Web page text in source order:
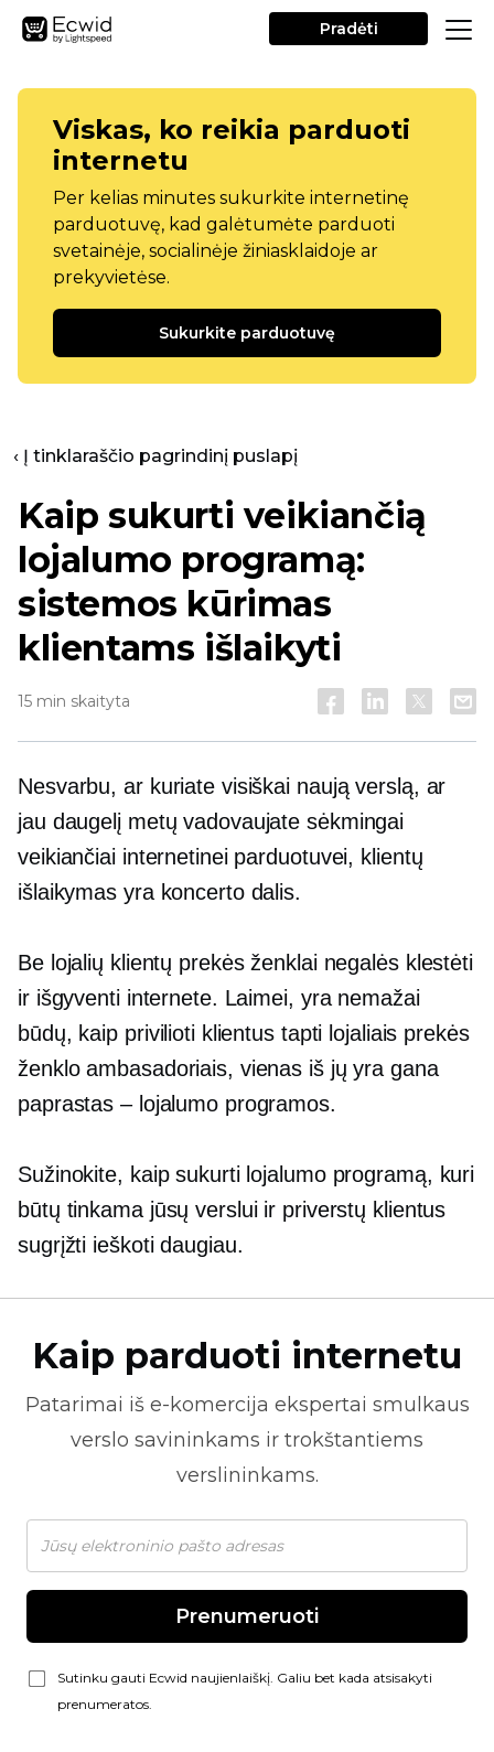
Pradėti
Viskas, ko reikia parduoti
internetu
Per kelias minutes sukurkite internetinę
parduotuvę, kad galėtumėte parduoti
svetainėje, socialinėje žiniasklaidoje ar
prekyvietėse.
Sukurkite parduotuvę
‹ Į tinklaraščio pagrindinį puslapį
Kaip sukurti veikiančią
lojalumo programą:
sistemos kūrimas
klientams išlaikyti
15 min skaityta
Nesvarbu, ar kuriate visiškai naują verslą, ar
jau daugelį metų vadovaujate sėkmingai
veikiančiai internetinei parduotuvei, klientų
išlaikymas yra koncerto dalis.
Be lojalių klientų prekės ženklai negalės klestėti
ir išgyventi internete. Laimei, yra nemažai
būdų, kaip privilioti klientus tapti lojaliais prekės
ženklo ambasadoriais, vienas iš jų yra gana
paprastas – lojalumo programos.
Sužinokite, kaip sukurti lojalumo programą, kuri
būtų tinkama jūsų verslui ir priverstų klientus
sugrįžti ieškoti daugiau.
Kaip parduoti internetu
Patarimai iš e-komercija ekspertai smulkaus
verslo savininkams ir trokštantiems
verslininkams.
Prenumeruoti
Sutinku gauti Ecwid naujienlaiškį. Galiu bet kada atsisakyti
prenumeratos.